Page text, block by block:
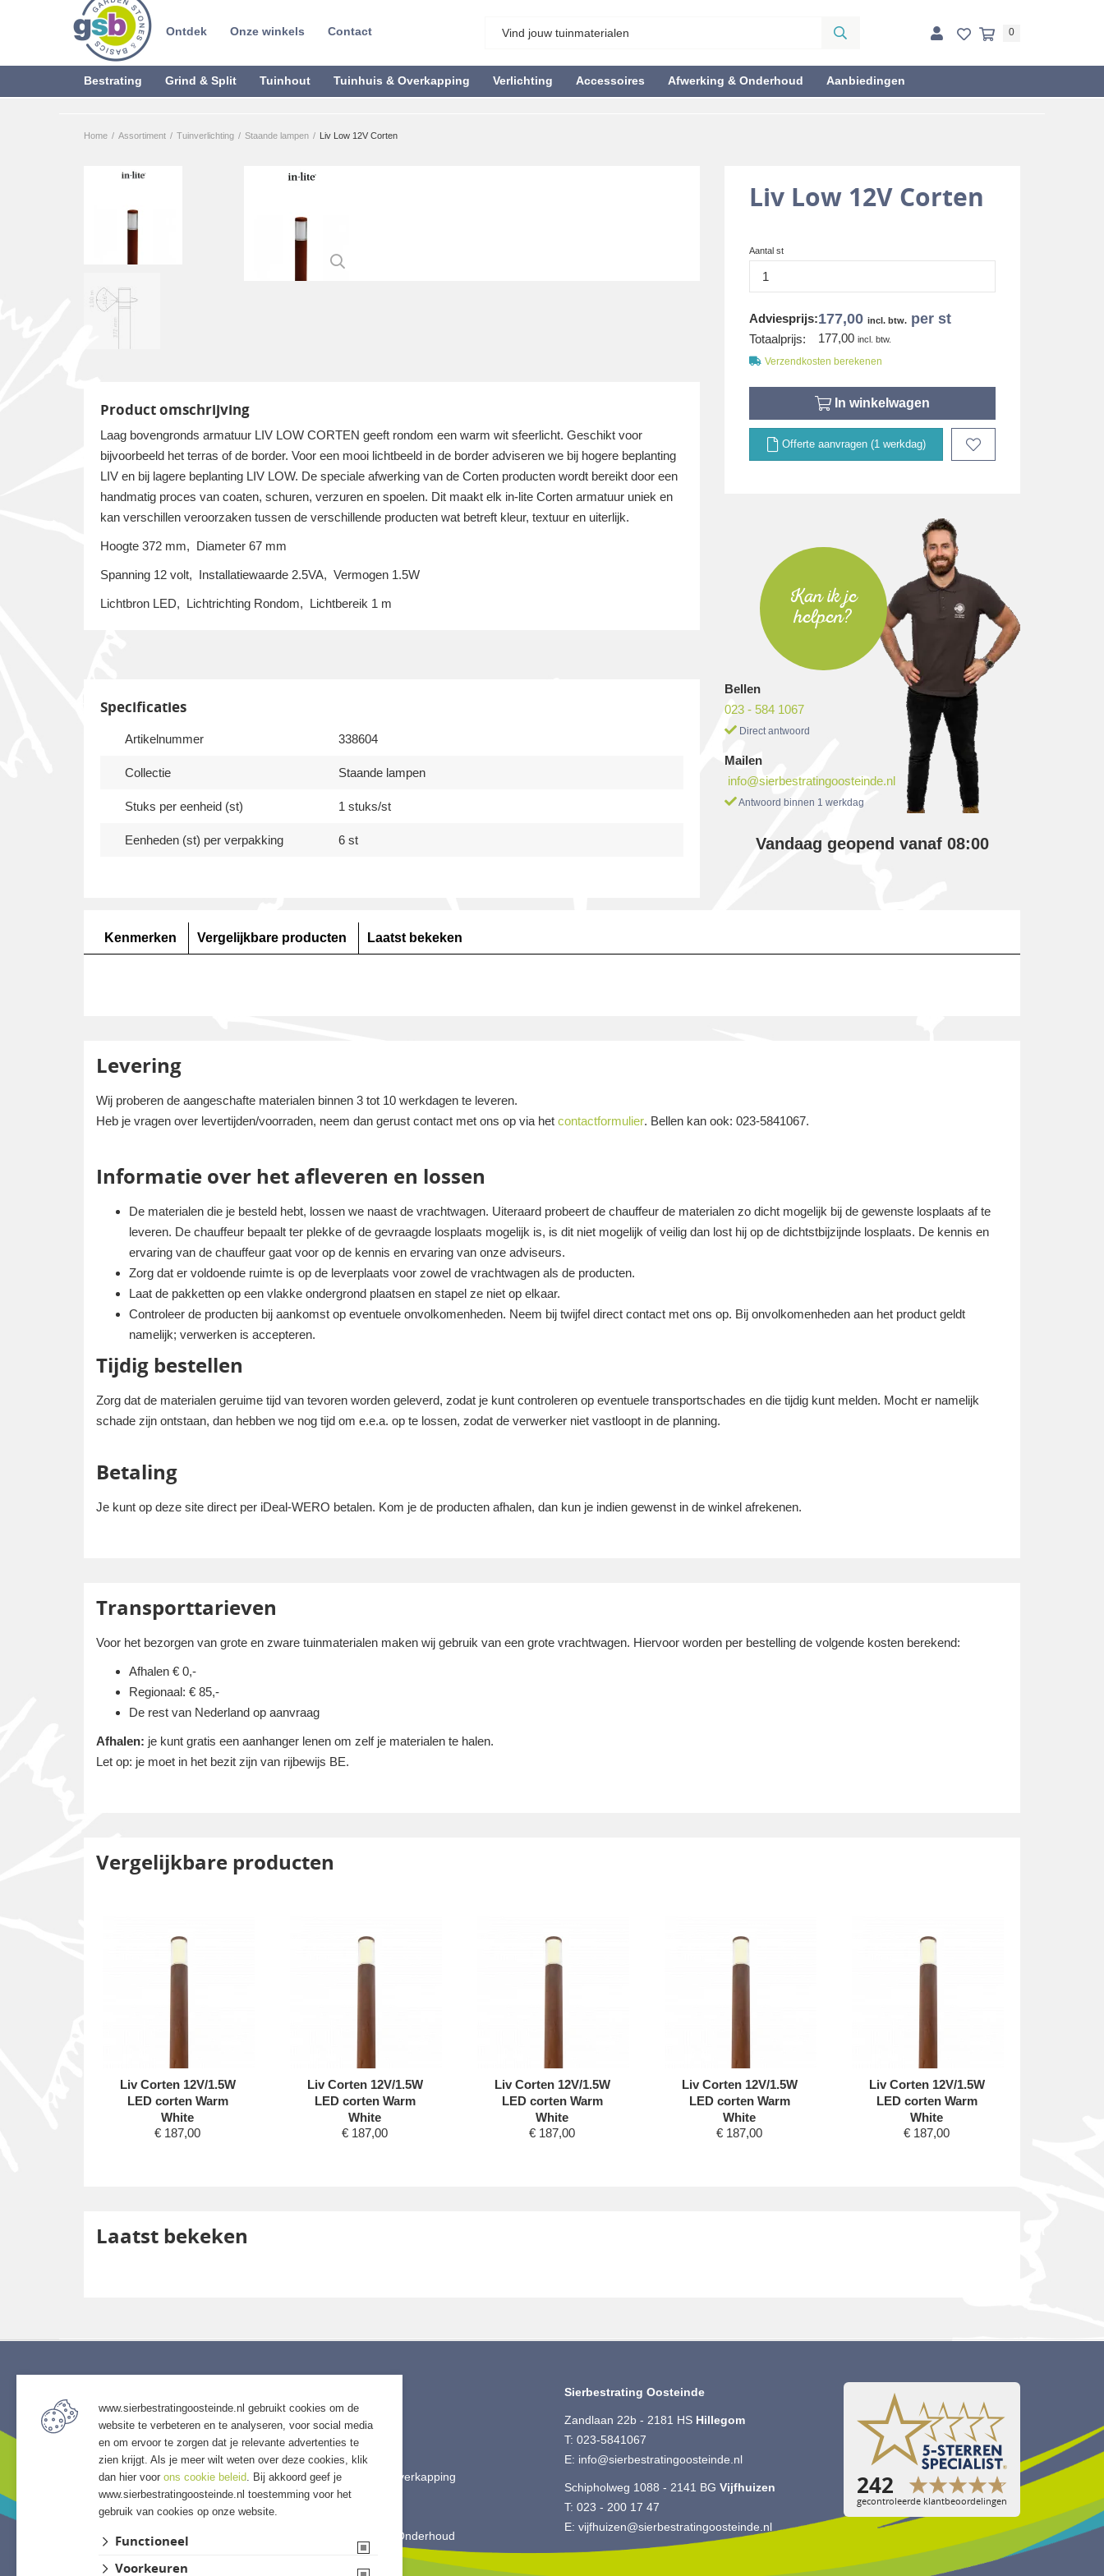
Ontdek Onze winkels Contact 0
Bestrating Grind & Split Tuinhout Tuinhuis & Overkapping Verlichting Accessoires Afwerking & Onderhoud Aanbiedingen
Home / Assortiment / Tuinverlichting / Staande lampen / Liv Low 12V Corten
Product omschrijving
Laag bovengronds armatuur LIV LOW CORTEN geeft rondom een warm wit sfeerlicht. Geschikt voor
bijvoorbeeld het terras of de border. Voor een mooi lichtbeeld in de border adviseren we bij hogere beplanting
LIV en bij lagere beplanting LIV LOW. De speciale afwerking van de Corten producten wordt bereikt door een
handmatig proces van coaten, schuren, verzuren en spoelen. Dit maakt elk in-lite Corten armatuur uniek en
kan verschillen veroorzaken tussen de verschillende producten wat betreft kleur, textuur en uiterlijk.
Hoogte 372 mm, Diameter 67 mm
Spanning 12 volt, Installatiewaarde 2.5VA, Vermogen 1.5W
Lichtbron LED, Lichtrichting Rondom, Lichtbereik 1 m
Specificaties
Artikelnummer 338604
Collectie Staande lampen
Stuks per eenheid (st) 1 stuks/st
Eenheden (st) per verpakking 6 st
Liv Low 12V Corten
Aantal st
Adviesprijs:177,00 incl. btw. per st
Totaalprijs: 177,00 incl. btw.
Verzendkosten berekenen
In winkelwagen
Offerte aanvragen (1 werkdag)
Kan ik je
helpen?
Bellen
023 - 584 1067
Direct antwoord
Mailen
info@sierbestratingoosteinde.nl
Antwoord binnen 1 werkdag
Vandaag geopend vanaf 08:00
Kenmerken Vergelijkbare producten Laatst bekeken
Levering
Wij proberen de aangeschafte materialen binnen 3 tot 10 werkdagen te leveren.
Heb je vragen over levertijden/voorraden, neem dan gerust contact met ons op via het contactformulier. Bellen kan ook: 023-5841067.
Informatie over het afleveren en lossen
De materialen die je besteld hebt, lossen we naast de vrachtwagen. Uiteraard probeert de chauffeur de materialen zo dicht mogelijk bij de gewenste losplaats af te
leveren. De chauffeur bepaalt ter plekke of de gevraagde losplaats mogelijk is, is dit niet mogelijk of veilig dan lost hij op de dichtstbijzijnde losplaats. De kennis en
ervaring van de chauffeur gaat voor op de kennis en ervaring van onze adviseurs.
Zorg dat er voldoende ruimte is op de leverplaats voor zowel de vrachtwagen als de producten.
Laat de pakketten op een vlakke ondergrond plaatsen en stapel ze niet op elkaar.
Controleer de producten bij aankomst op eventuele onvolkomenheden. Neem bij twijfel direct contact met ons op. Bij onvolkomenheden aan het product geldt
namelijk; verwerken is accepteren.
Tijdig bestellen
Zorg dat de materialen geruime tijd van tevoren worden geleverd, zodat je kunt controleren op eventuele transportschades en die tijdig kunt melden. Mocht er namelijk
schade zijn ontstaan, dan hebben we nog tijd om e.e.a. op te lossen, zodat de verwerker niet vastloopt in de planning.
Betaling
Je kunt op deze site direct per iDeal-WERO betalen. Kom je de producten afhalen, dan kun je indien gewenst in de winkel afrekenen.
Transporttarieven
Voor het bezorgen van grote en zware tuinmaterialen maken wij gebruik van een grote vrachtwagen. Hiervoor worden per bestelling de volgende kosten berekend:
Afhalen € 0,-
Regionaal: € 85,-
De rest van Nederland op aanvraag
Afhalen: je kunt gratis een aanhanger lenen om zelf je materialen te halen.
Let op: je moet in het bezit zijn van rijbewijs BE.
Vergelijkbare producten
Liv Corten 12V/1.5W
LED corten Warm
White
€ 187,00
Liv Corten 12V/1.5W
LED corten Warm
White
€ 187,00
Liv Corten 12V/1.5W
LED corten Warm
White
€ 187,00
Liv Corten 12V/1.5W
LED corten Warm
White
€ 187,00
Liv Corten 12V/1.5W
LED corten Warm
White
€ 187,00
Laatst bekeken
• Algemene voorwaarden
• Klantenservice
• Privacyverklaring
• Over GSB
• Andere GSB-vestigingen
• Grind & Split
• Tuinhout
• Tuinhuis & Overkapping
• Verlichting
• Afwerking & Onderhoud
Sierbestrating Oosteinde
Zandlaan 22b - 2181 HS Hillegom
T: 023-5841067
E: info@sierbestratingoosteinde.nl
Schipholweg 1088 - 2141 BG Vijfhuizen
T: 023 - 200 17 47
E: vijfhuizen@sierbestratingoosteinde.nl
www.sierbestratingoosteinde.nl gebruikt cookies om de
website te verbeteren en te analyseren, voor social media
en om ervoor te zorgen dat je relevante advertenties te
zien krijgt. Als je meer wilt weten over deze cookies, klik
dan hier voor ons cookie beleid. Bij akkoord geef je
www.sierbestratingoosteinde.nl toestemming voor het
gebruik van cookies op onze website.
Functioneel
Voorkeuren